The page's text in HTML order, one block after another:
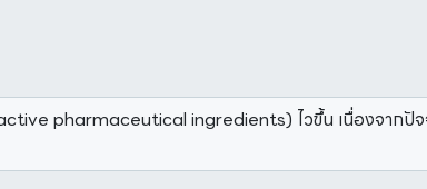
pharmaceutical ingredients) ไวขึ้น เนื่องจากปั